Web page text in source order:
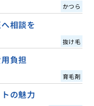
かつら
相談を
抜け毛
負担
育毛剤
の魅力